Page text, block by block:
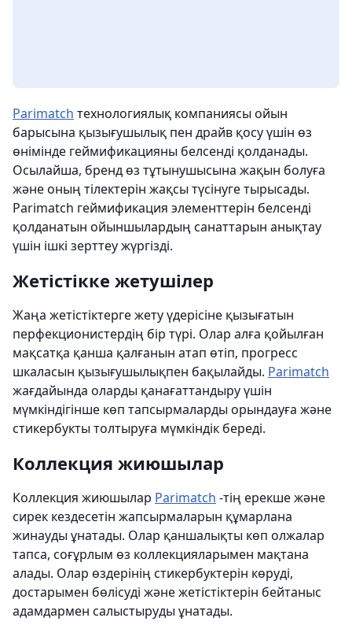
Parimatch технологиялық компаниясы ойын
барысына қызығушылық пен драйв қосу үшін өз
өнімінде геймификацияны белсенді қолданады.
Осылайша, бренд өз тұтынушысына жақын болуға
және оның тілектерін жақсы түсінуге тырысады.
Parimatch геймификация элементтерін белсенді
қолданатын ойыншылардың санаттарын анықтау
үшін ішкі зерттеу жүргізді.
Жетістікке жетушілер
Жаңа жетістіктерге жету үдерісіне қызығатын
перфекционистердің бір түрі. Олар алға қойылған
мақсатқа қанша қалғанын атап өтіп, прогресс
шкаласын қызығушылықпен бақылайды. Parimatch
жағдайында оларды қанағаттандыру үшін
мүмкіндігінше көп тапсырмаларды орындауға және
стикербукты толтыруға мүмкіндік береді.
Коллекция жиюшылар
Коллекция жиюшылар Parimatch -тің ерекше және
сирек кездесетін жапсырмаларын құмарлана
жинауды ұнатады. Олар қаншалықты көп олжалар
тапса, соғұрлым өз коллекцияларымен мақтана
алады. Олар өздерінің стикербуктерін көруді,
достарымен бөлісуді және жетістіктерін бейтаныс
адамдармен салыстыруды ұнатады.